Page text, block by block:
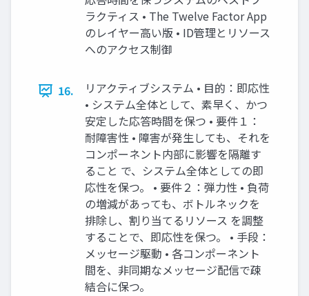
ラクティス • The Twelve Factor App
のレイヤー高い版 • ID管理とリソース
へのアクセス制御
16.
リアクティブシステム • 目的：即応性
• システム全体として、素早く、かつ
安定した応答時間を保つ • 要件１：
耐障害性 • 障害が発生しても、それを
コンポーネント内部に影響を隔離す
ること で、システム全体としての即
応性を保つ。 • 要件２：弾力性 • 負荷
の増減があっても、ボトルネックを
排除し、割り当てるリソース を調整
することで、即応性を保つ。 • 手段：
メッセージ駆動 • 各コンポーネント
間を、非同期なメッセージ配信で疎
結合に保つ。